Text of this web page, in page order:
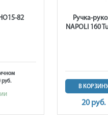
82
руб.
Ручка-
NAPOLI 160
В
20 руб.